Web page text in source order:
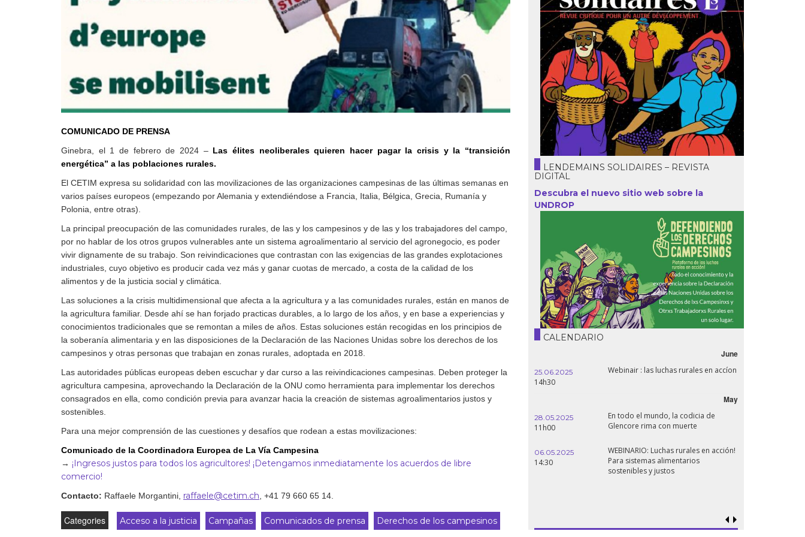
Por país
Bolivia
Brasil
Colombia
Cuba
España
Francia
Haití
Madagascar
Nigeria
Palestina
Peru
Siria
Venezuela
Declaraciones en la
ONU
Conferencias
COMUNICADO DE PRENSA
Ginebra, el 1 de febrero de 2024 – Las élites neoliberales quieren hacer pagar la crisis y la “transición
energética” a las poblaciones rurales.
El CETIM expresa su solidaridad con las movilizaciones de las organizaciones campesinas de las últimas semanas en
varios países europeos (empezando por Alemania y extendiéndose a Francia, Italia, Bélgica, Grecia, Rumanía y
Polonia, entre otras).
La principal preocupación de las comunidades rurales, de las y los campesinos y de las y los trabajadores del campo,
por no hablar de los otros grupos vulnerables ante un sistema agroalimentario al servicio del agronegocio, es poder
vivir dignamente de su trabajo. Son reivindicaciones que contrastan con las exigencias de las grandes explotaciones
industriales, cuyo objetivo es producir cada vez más y ganar cuotas de mercado, a costa de la calidad de los
alimentos y de la justicia social y climática.
Las soluciones a la crisis multidimensional que afecta a la agricultura y a las comunidades rurales, están en manos de
la agricultura familiar. Desde ahí se han forjado practicas durables, a lo largo de los años, y en base a experiencias y
conocimientos tradicionales que se remontan a miles de años. Estas soluciones están recogidas en los principios de
la soberanía alimentaria y en las disposiciones de la Declaración de las Naciones Unidas sobre los derechos de los
campesinos y otras personas que trabajan en zonas rurales, adoptada en 2018.
Las autoridades públicas europeas deben escuchar y dar curso a las reivindicaciones campesinas. Deben proteger la
agricultura campesina, aprovechando la Declaración de la ONU como herramienta para implementar los derechos
consagrados en ella, como condición previa para avanzar hacia la creación de sistemas agroalimentarios justos y
sostenibles.
Para una mejor comprensión de las cuestiones y desafíos que rodean a estas movilizaciones:
Comunicado de la Coordinadora Europea de La Vía Campesina
→ ¡Ingresos justos para todos los agricultores! ¡Detengamos inmediatamente los acuerdos de libre
comercio!
Contacto: Raffaele Morgantini raffaele@cetim.ch , +41 79 660 65 14.
Categories Acceso a la justicia Campañas Comunicados de prensa Derechos de los campesinos
LENDEMAINS SOLIDAIRES – REVISTA
DIGITAL
Descubra el nuevo sitio web sobre la
UNDROP
CALENDARIO
June
25.06.2025
14h30
Webinair : las luchas rurales en accíon
May
28.05.2025
11h00
En todo el mundo, la codicia de
Glencore rima con muerte
06.05.2025
14:30
WEBINARIO: Luchas rurales en acción!
Para sistemas alimentarios
sostenibles y justos